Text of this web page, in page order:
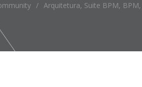
/ Arquitetura, Suite BPM, BPM,